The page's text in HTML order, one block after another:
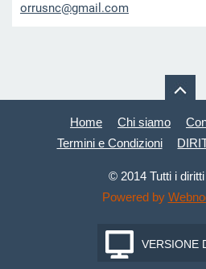
orrusnc@gmail.com
Home Chi siamo
Termini e Condizioni
© 2014 Tutti i
Powered by
VERSIONE